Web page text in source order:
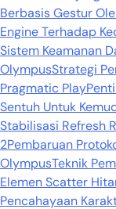
Berbasis Gestur
Engine Terhadap
Sistem Keamanan
OlympusStrategi
Pragmatic Play
Sentuh Untuk
Stabilisasi Refresh
2Pembaruan
OlympusTeknik
Elemen Scatter
Pencahayaan